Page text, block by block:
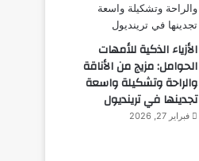
الأزياء الذكية للأمهات
الحوامل: مزيج من الأناقة
والراحة وتشكيلة واسعة
تجدينها في ترينديول
فبراير 27, 2026